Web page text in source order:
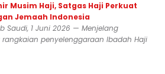
Musim Haji, Satgas Haji Perkuat
Jemaah Indonesia
Saudi, 1 Juni 2026 — Menjelang
rangkaian penyelenggaraan Ibadah Haji